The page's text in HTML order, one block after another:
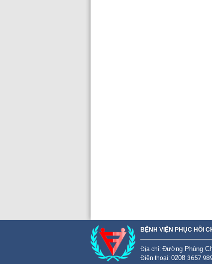
BỆNH VIỆN PHỤC HỒI
Địa chỉ: Đường Phùng
Điện thoại: 0208 3657